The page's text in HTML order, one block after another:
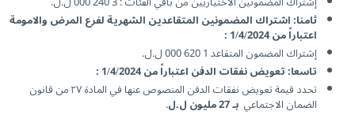
ثامنا: اشتراك المضمونين المتقاعدين الشهرية لفرع المرض والامومة
اعتباراً من 1/4/2024 :
إشتراك المضمون المتقاعد 1 620 000 ل.ل.
تاسعا: تعويض نفقات الدفن اعتباراً من 1/4/2024 :
تحدد قيمة تعويض نفقات الدفن المنصوص عنها في المادة ٢٧ من قانون
الضمان الاجتماعي بـ27 مليون ل.ل.